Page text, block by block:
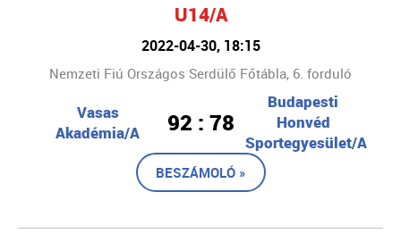
U14/A
2022-04-30, 18:15
Nemzeti Fiú Országos Serdülő Főtábla, 6. forduló
Vasas
Akadémia/A
92 : 78
Budapesti
Honvéd
Sportegyesület/A
BESZÁMOLÓ »